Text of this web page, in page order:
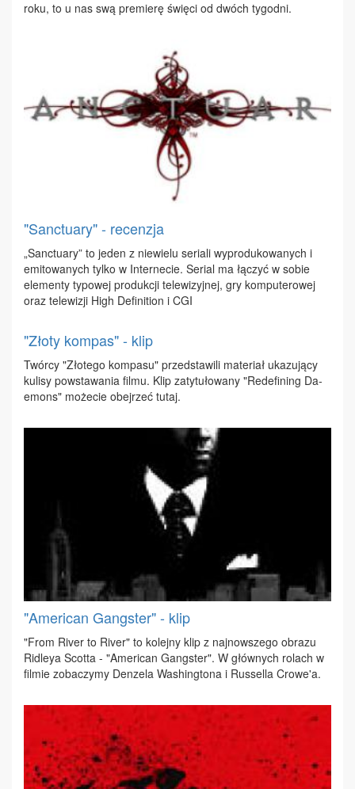
ro­ku, to u nas swą pre­mie­rę świę­ci od dwóch ty­go­dni.
"Sanctuary" - recenzja
„Sanc­tu­ary” to je­den z nie­wie­lu se­ria­li wy­pro­du­ko­wa­nych i
emi­to­wa­nych tyl­ko w In­ter­ne­cie. Se­rial ma łą­czyć w so­bie
ele­men­ty ty­po­wej pro­duk­cji te­le­wi­zyj­nej, gry kom­pu­te­ro­wej
oraz te­le­wi­zji High De­fi­ni­tion i CGI
"Złoty kompas" - klip
Twór­cy "Zło­te­go kom­pa­su" przed­sta­wi­li ma­te­riał uka­zu­ją­cy
ku­li­sy po­wsta­wa­nia fil­mu. Klip za­ty­tu­ło­wa­ny "Re­de­fi­ning Da­
emons" mo­że­cie obej­rzeć tu­taj.
"American Gangster" - klip
"From Ri­ver to Ri­ver" to ko­lej­ny klip z naj­now­sze­go ob­ra­zu
Ri­dleya Scot­ta - "Ame­ri­can Gang­ster". W głów­nych ro­lach w
fil­mie zo­ba­czy­my Den­ze­la Wa­shing­to­na i Rus­sel­la Cro­we'a.